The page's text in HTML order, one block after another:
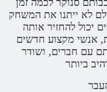
לא ייתנו את המשחק
יכול להחזיר אותה
אנשי מקצוע חדשים
עם חברים, ושודר